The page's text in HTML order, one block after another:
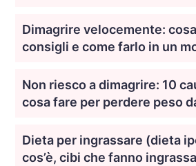
Dimagrire velocemente:
consigli e come farlo in un
Non riesco a dimagrire: 10
cosa fare per perdere peso
Dieta per ingrassare (dieta
cos’è, cibi che fanno